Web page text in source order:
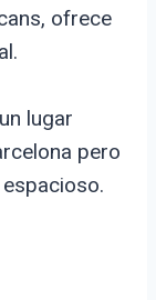
ofrece
lugar
pero